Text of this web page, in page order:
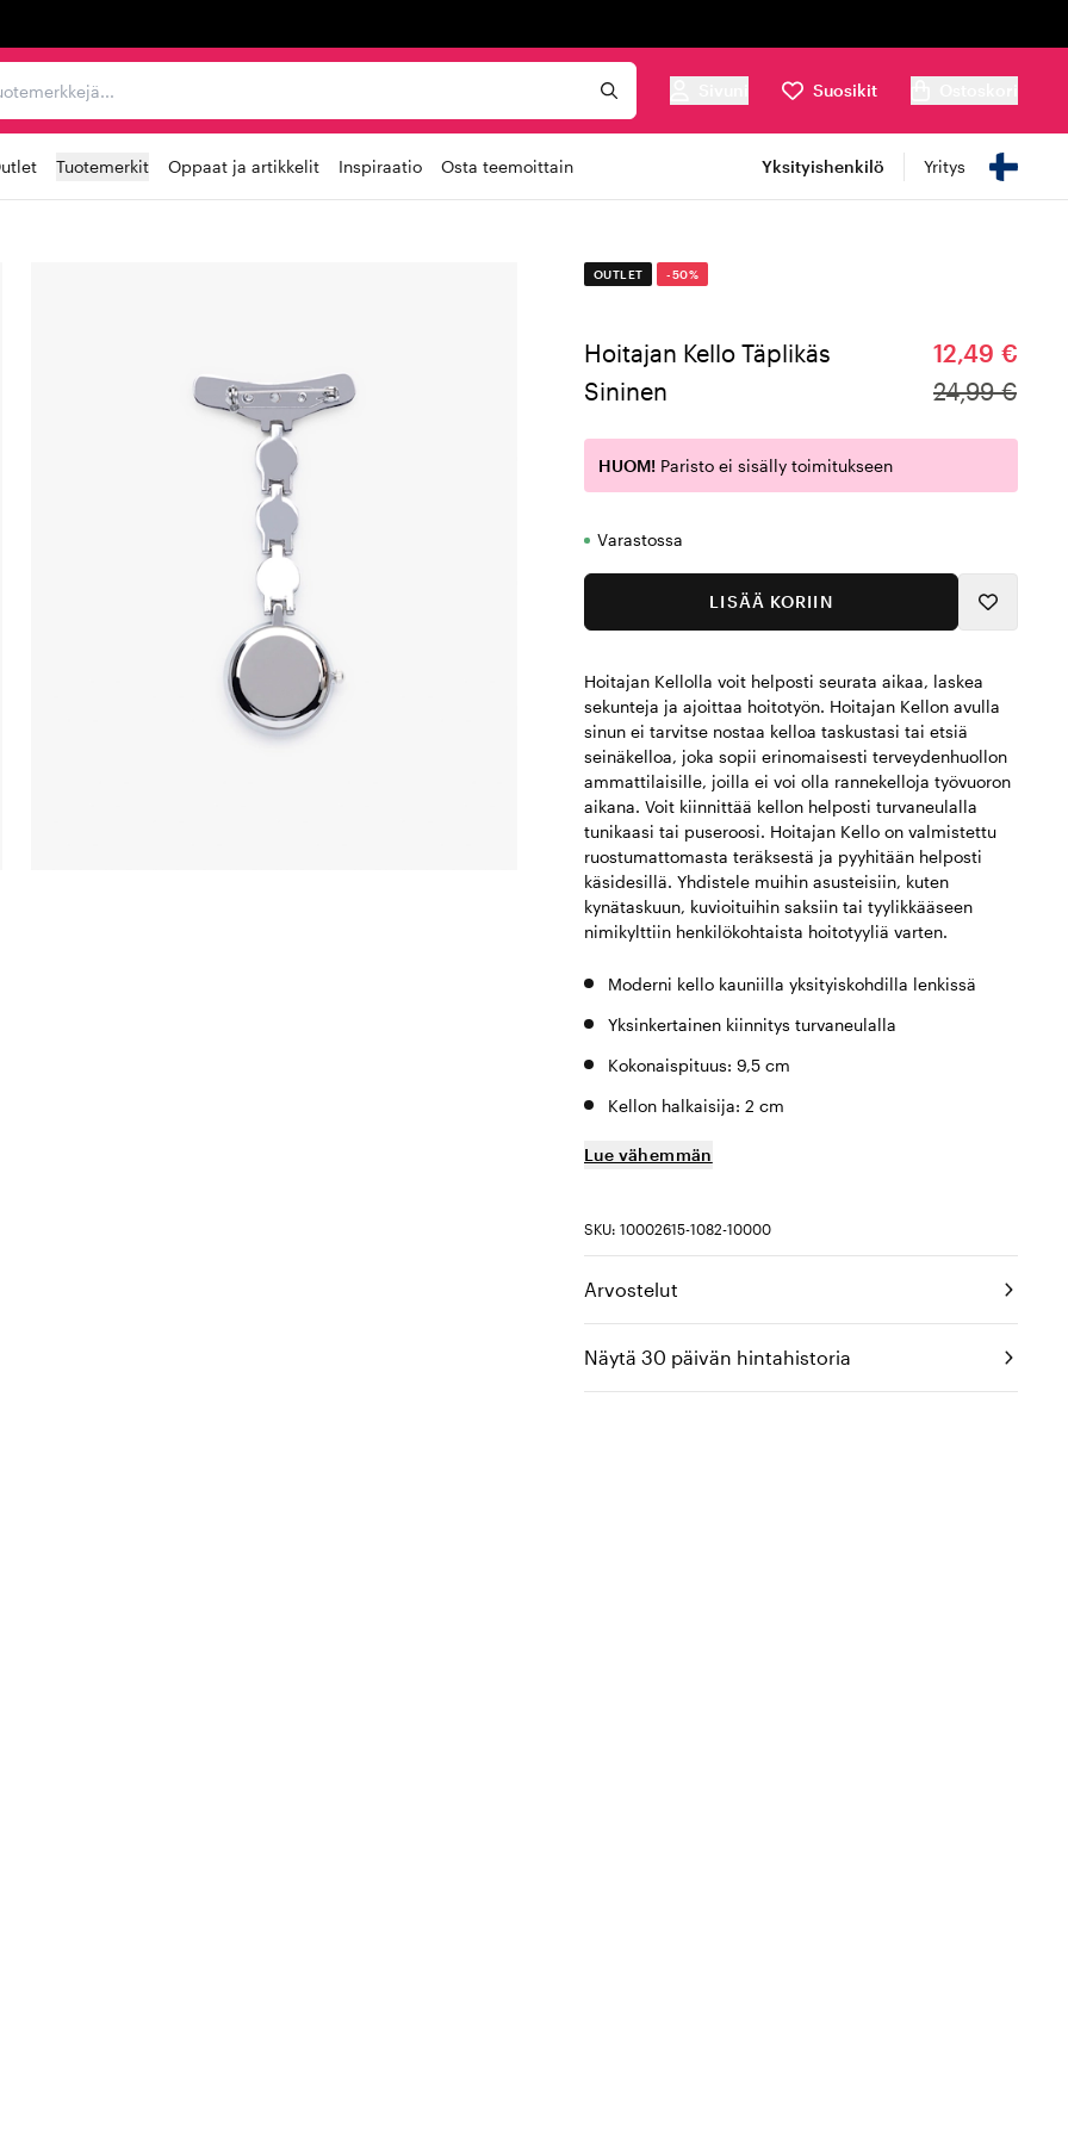
tuotemerkkejä...
Suosikit
Tuotemerkit Oppaat ja artikkelit Inspiraatio Osta teemoittain Yksityishenkilö Yritys
OUTLET -50%
Hoitajan Kello Täplikäs
Sininen
12,49 €
24,99 €
HUOM! Paristo ei sisälly toimitukseen
Varastossa
LISÄÄ KORIIN
Hoitajan Kellolla voit helposti seurata aikaa, laskea
sekunteja ja ajoittaa hoitotyön. Hoitajan Kellon avulla
sinun ei tarvitse nostaa kelloa taskustasi tai etsiä
seinäkelloa, joka sopii erinomaisesti terveydenhuollon
ammattilaisille, joilla ei voi olla rannekelloja työvuoron
aikana. Voit kiinnittää kellon helposti turvaneulalla
tunikaasi tai puseroosi. Hoitajan Kello on valmistettu
ruostumattomasta teräksestä ja pyyhitään helposti
käsidesillä. Yhdistele muihin asusteisiin, kuten
kynätaskuun, kuvioituihin saksiin tai tyylikkääseen
nimikylttiin henkilökohtaista hoitotyyliä varten.
Moderni kello kauniilla yksityiskohdilla lenkissä
Yksinkertainen kiinnitys turvaneulalla
Kokonaispituus: 9,5 cm
Kellon halkaisija: 2 cm
Lue vähemmän
SKU: 10002615-1082-10000
Arvostelut
Näytä 30 päivän hintahistoria